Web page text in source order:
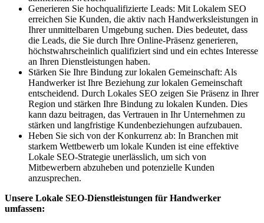
Generieren Sie hochqualifizierte Leads: Mit Lokalem SEO
erreichen Sie Kunden, die aktiv nach Handwerksleistungen in
Ihrer unmittelbaren Umgebung suchen. Dies bedeutet, dass
die Leads, die Sie durch Ihre Online-Präsenz generieren,
höchstwahrscheinlich qualifiziert sind und ein echtes Interesse
an Ihren Dienstleistungen haben.
Stärken Sie Ihre Bindung zur lokalen Gemeinschaft: Als
Handwerker ist Ihre Beziehung zur lokalen Gemeinschaft
entscheidend. Durch Lokales SEO zeigen Sie Präsenz in Ihrer
Region und stärken Ihre Bindung zu lokalen Kunden. Dies
kann dazu beitragen, das Vertrauen in Ihr Unternehmen zu
stärken und langfristige Kundenbeziehungen aufzubauen.
Heben Sie sich von der Konkurrenz ab: In Branchen mit
starkem Wettbewerb um lokale Kunden ist eine effektive
Lokale SEO-Strategie unerlässlich, um sich von
Mitbewerbern abzuheben und potenzielle Kunden
anzusprechen.
Unsere Lokale SEO-Dienstleistungen für Handwerker
umfassen: